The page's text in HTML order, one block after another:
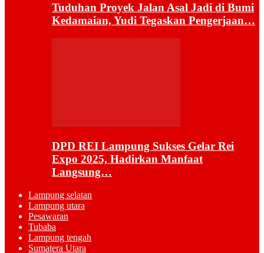
Tuduhan Proyek Jalan Asal Jadi di Bumi
Kedamaian, Yudi Tegaskan Pengerjaan…
DPD REI Lampung Sukses Gelar Rei
Expo 2025, Hadirkan Manfaat
Langsung…
Lampung selatan
Lampung utara
Pesawaran
Tubaba
Lampung tengah
Sumatera Utara